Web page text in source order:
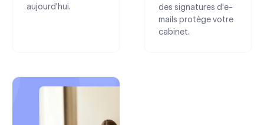
aujourd'hui.
des signatures d'e-
mails protège votre
cabinet.